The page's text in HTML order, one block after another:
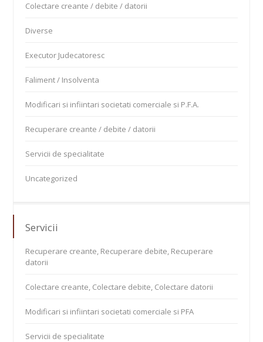
Colectare creante / debite / datorii
Diverse
Executor Judecatoresc
Faliment / Insolventa
Modificari si infiintari societati comerciale si P.F.A.
Recuperare creante / debite / datorii
Servicii de specialitate
Uncategorized
Servicii
Recuperare creante, Recuperare debite, Recuperare
datorii
Colectare creante, Colectare debite, Colectare datorii
Modificari si infiintari societati comerciale si PFA
Servicii de specialitate